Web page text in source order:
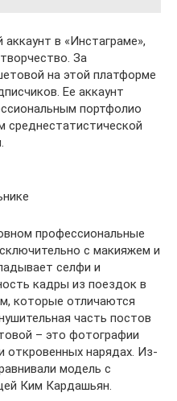
в «Инстаграме»,
За
на этой платформе
Ее аккаунт
портфолио
среднестатистической
профессиональные
с макияжем и
селфи и
кадры из поездок в
которые отличаются
часть постов
– это фотографии
откровенных нарядах. Из-
модель с
Ким Кардашьян.